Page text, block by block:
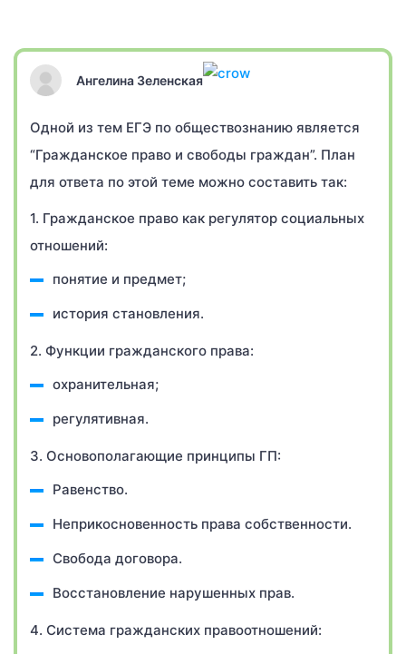
Ангелина Зеленская
Одной из тем ЕГЭ по обществознанию является
“Гражданское право и свободы граждан”. План
для ответа по этой теме можно составить так:
1. Гражданское право как регулятор социальных
отношений:
понятие и предмет;
история становления.
2. Функции гражданского права:
охранительная;
регулятивная.
3. Основополагающие принципы ГП:
Равенство.
Неприкосновенность права собственности.
Свобода договора.
Восстановление нарушенных прав.
4. Система гражданских правоотношений: